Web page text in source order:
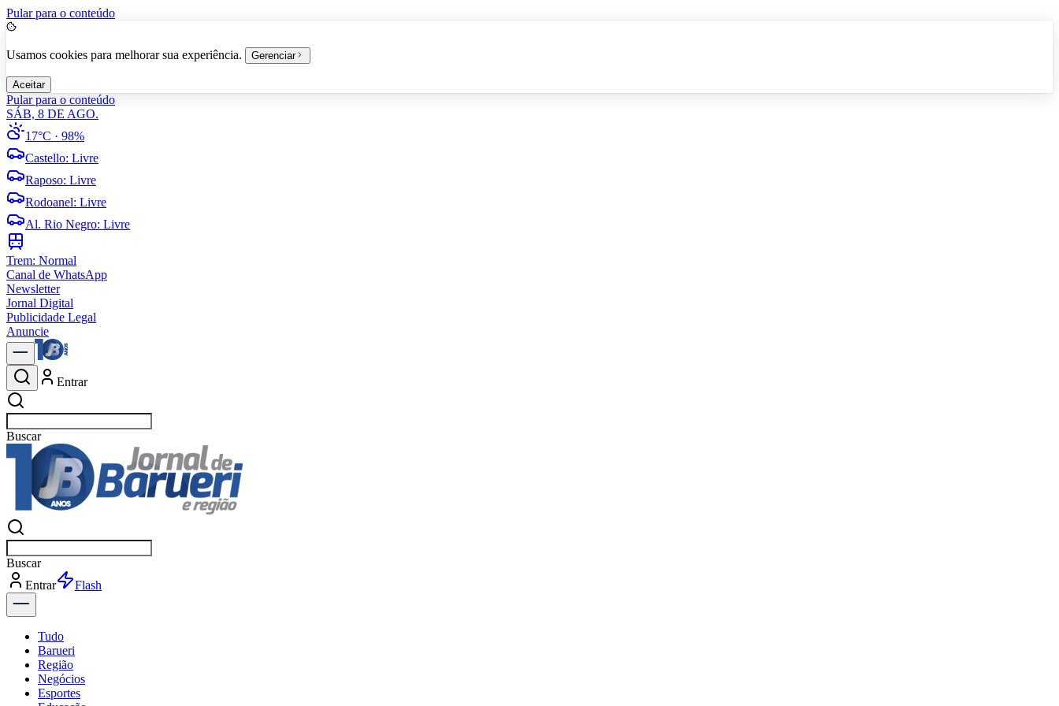
Pular para o conteúdo
Usamos cookies para melhorar sua experiência. Gerenciar
Aceitar
Pular para o conteúdo
SÁB, 8 DE AGO.
17°C · 98%
Castello: Livre
Raposo: Livre
Rodoanel: Livre
Al. Rio Negro: Livre
Trem: Normal
Canal de WhatsApp
Newsletter
Jornal Digital
Publicidade Legal
Anuncie
Entrar
Buscaresportes
Buscaresportes
Entrar
Flash
Tudo
Barueri
Região
Negócios
Esportes